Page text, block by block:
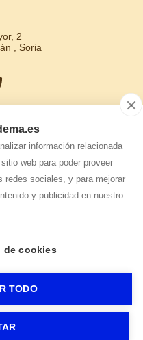
información relacionada
web para poder proveer
redes sociales, y para mejorar
y publicidad en nuestro
de cookies
TODO
2
, Soria
-Política de cookies